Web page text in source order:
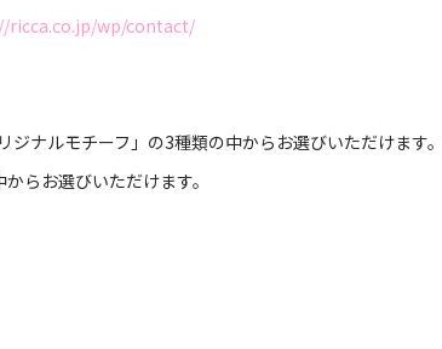
ricca.co.jp/wp/contact/
ナルモチーフ」の3種類の中からお選びいただけます。
らお選びいただけます。